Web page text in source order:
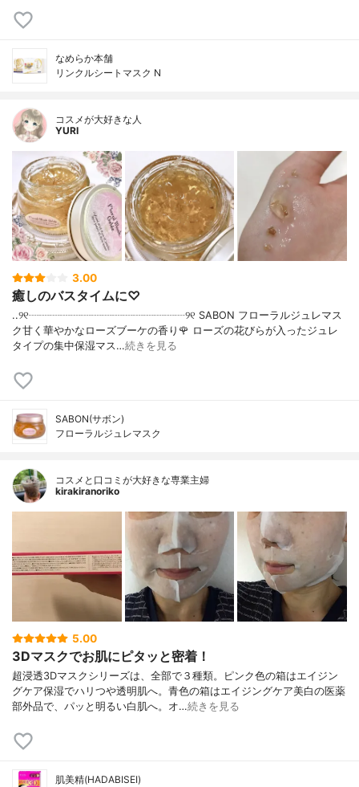
なめらか本舗
リンクルシートマスク N
コスメが大好きな人
YURI
3.00
癒しのバスタイムに♡
..୨୧┈┈┈┈┈┈┈┈┈┈┈┈┈┈┈୨୧ SABON フローラルジュレマス
ク甘く華やかなローズブーケの香り🌹 ローズの花びらが入ったジュレ
タイプの集中保湿マス…続きを見る
SABON(サボン)
フローラルジュレマスク
コスメと口コミが大好きな専業主婦
kirakiranoriko
5.00
3Dマスクでお肌にピタッと密着！
超浸透3Dマスクシリーズは、全部で３種類。ピンク色の箱はエイジン
グケア保湿でハリつや透明肌へ。青色の箱はエイジングケア美白の医薬
部外品で、パッと明るい白肌へ。オ…続きを見る
肌美精(HADABISEI)